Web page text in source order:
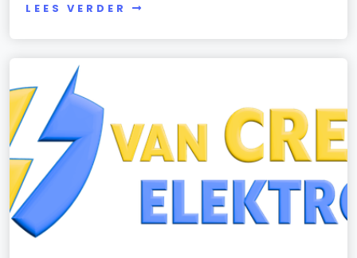
LEES VERDER